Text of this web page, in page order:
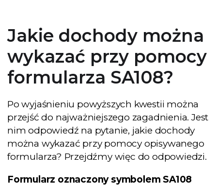
Jakie dochody można
wykazać przy pomocy
formularza SA108?
Po wyjaśnieniu powyższych kwestii można
przejść do najważniejszego zagadnienia. Jest
nim odpowiedź na pytanie, jakie dochody
można wykazać przy pomocy opisywanego
formularza? Przejdźmy więc do odpowiedzi.
Formularz oznaczony symbolem SA108